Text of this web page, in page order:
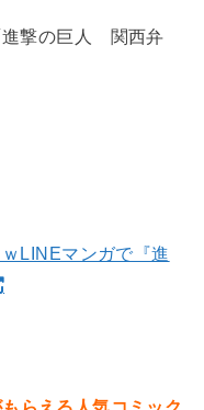
進撃の巨人 関西弁
LINEマンガで『進